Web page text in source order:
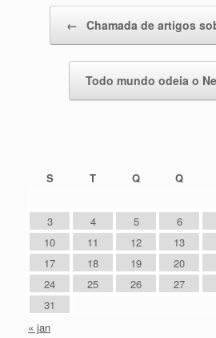
← Chamada de artigos
Todo mundo odeia o
S
T Q Q
3
4 5 6
10
11 12 13
17
18 19 20
24
25 26 27
31
« jan